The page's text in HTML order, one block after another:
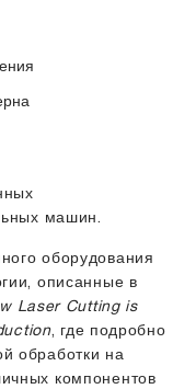
машин.
оборудования
описанные в
Laser Cutting is
, где подробно
обработки на
компонентов